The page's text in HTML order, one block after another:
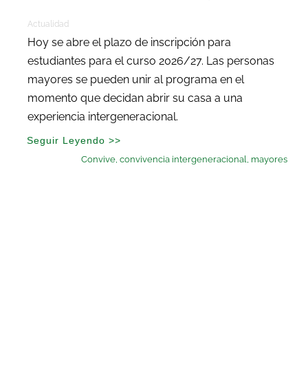
Actualidad
Hoy se abre el plazo de inscripción para
estudiantes para el curso 2026/27. Las personas
mayores se pueden unir al programa en el
momento que decidan abrir su casa a una
experiencia intergeneracional.
Seguir Leyendo >>
Convive ,convivencia intergeneracional mayores